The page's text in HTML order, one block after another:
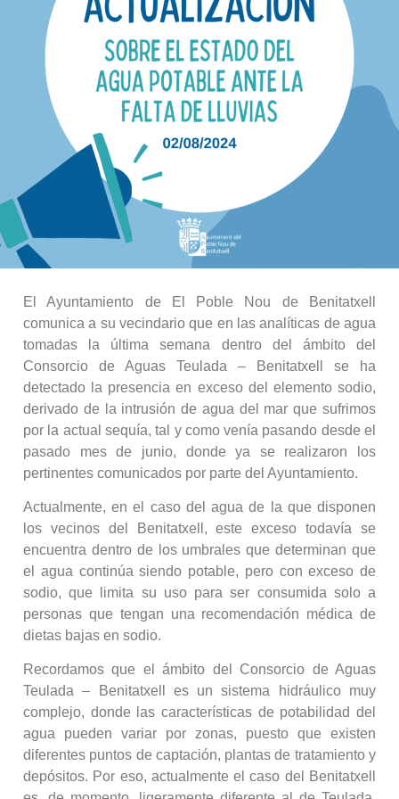
El Ayuntamiento de El Poble Nou de Benitatxell
comunica a su vecindario que en las analíticas de agua
tomadas la última semana dentro del ámbito del
Consorcio de Aguas Teulada – Benitatxell se ha
detectado la presencia en exceso del elemento sodio,
derivado de la intrusión de agua del mar que sufrimos
por la actual sequía, tal y como venía pasando desde el
pasado mes de junio, donde ya se realizaron los
pertinentes comunicados por parte del Ayuntamiento.
Actualmente, en el caso del agua de la que disponen
los vecinos del Benitatxell, este exceso todavía se
encuentra dentro de los umbrales que determinan que
el agua continúa siendo potable, pero con exceso de
sodio, que limita su uso para ser consumida solo a
personas que tengan una recomendación médica de
dietas bajas en sodio.
Recordamos que el ámbito del Consorcio de Aguas
Teulada – Benitatxell es un sistema hidráulico muy
complejo, donde las características de potabilidad del
agua pueden variar por zonas, puesto que existen
diferentes puntos de captación, plantas de tratamiento y
depósitos. Por eso, actualmente el caso del Benitatxell